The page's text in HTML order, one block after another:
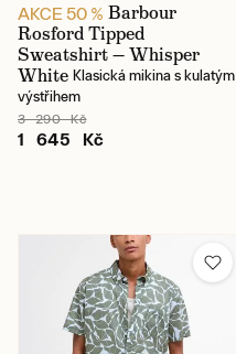
AKCE 50 % Barbour
Rosford Tipped
Sweatshirt — Whisper
White Klasická mikina s kulatým
výstřihem
3 290 Kč
1 645 Kč